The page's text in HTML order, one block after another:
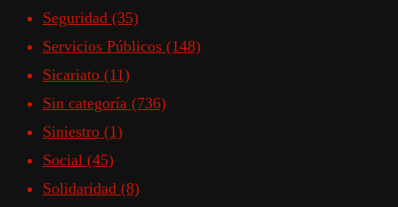
Seguridad (35)
Servicios Públicos (148)
Sicariato (11)
Sin categoría (736)
Siniestro (1)
Social (45)
Solidaridad (8)